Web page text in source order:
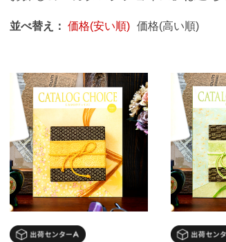
並べ替え： 価格(安い順) 価格(高い順)